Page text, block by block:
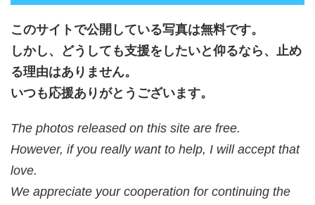
このサイトで公開している写真は無料です。
しかし、どうしても支援をしたいと仰るなら、止め
る理由はありません。
いつも応援ありがとうございます。
The photos released on this site are free.
However, if you really want to help, I will accept that
love.
We appreciate your cooperation for continuing the